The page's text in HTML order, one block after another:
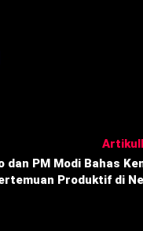
dan PM Modi Bahas
Produktif di